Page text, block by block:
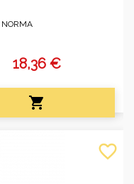
NORMA
18,36 €

favorite_border